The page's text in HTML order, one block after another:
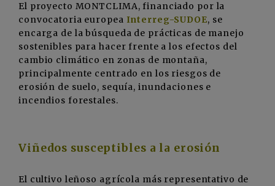
El proyecto MONTCLIMA, financiado por la
convocatoria europea Interreg-SUDOE, se
encarga de la búsqueda de prácticas de manejo
sostenibles para hacer frente a los efectos del
cambio climático en zonas de montaña,
principalmente centrado en los riesgos de
erosión de suelo, sequía, inundaciones e
incendios forestales.
Viñedos susceptibles a la erosión
El cultivo leñoso agrícola más representativo de